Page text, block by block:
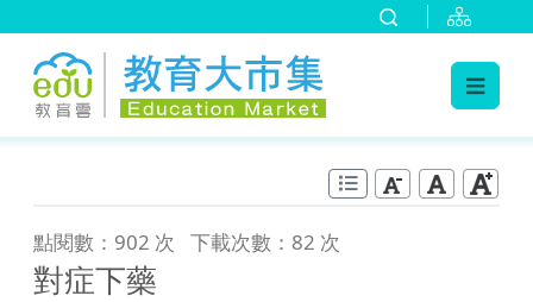
點閱數：902 次 下載次數：82 次
對症下藥